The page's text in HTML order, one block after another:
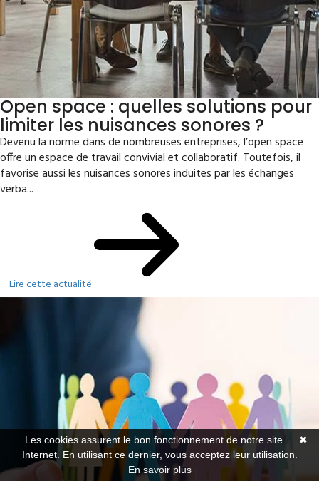
Open space : quelles solutions pour
limiter les nuisances sonores ?
Devenu la norme dans de nombreuses entreprises, l’open space
offre un espace de travail convivial et collaboratif. Toutefois, il
favorise aussi les nuisances sonores induites par les échanges
verba...
Lire cette actualité
✖
Les cookies assurent le bon fonctionnement de notre site
Internet. En utilisant ce dernier, vous acceptez leur utilisation.
En savoir plus